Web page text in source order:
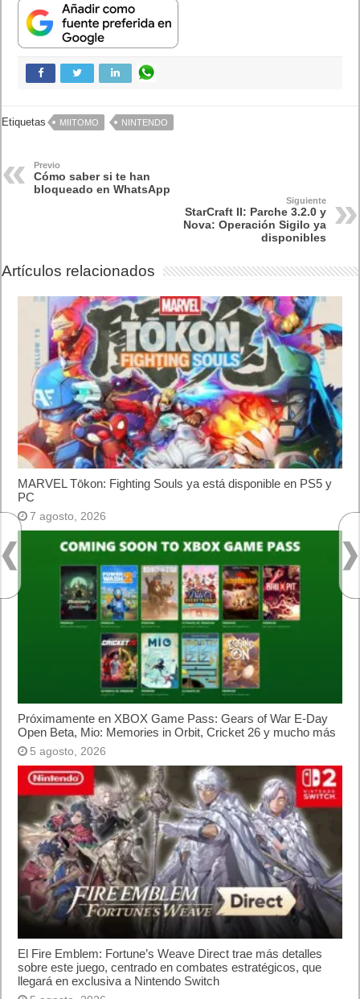
Etiquetas MIITOMO NINTENDO
Previo
Cómo saber si te han
bloqueado en WhatsApp
Siguiente
StarCraft II: Parche 3.2.0 y
Nova: Operación Sigilo ya
disponibles
Artículos relacionados
MARVEL Tōkon: Fighting Souls ya está disponible en PS5 y
PC
7 agosto, 2026
Próximamente en XBOX Game Pass: Gears of War E-Day
Open Beta, Mio: Memories in Orbit, Cricket 26 y mucho más
5 agosto, 2026
El Fire Emblem: Fortune’s Weave Direct trae más detalles
sobre este juego, centrado en combates estratégicos, que
llegará en exclusiva a Nintendo Switch